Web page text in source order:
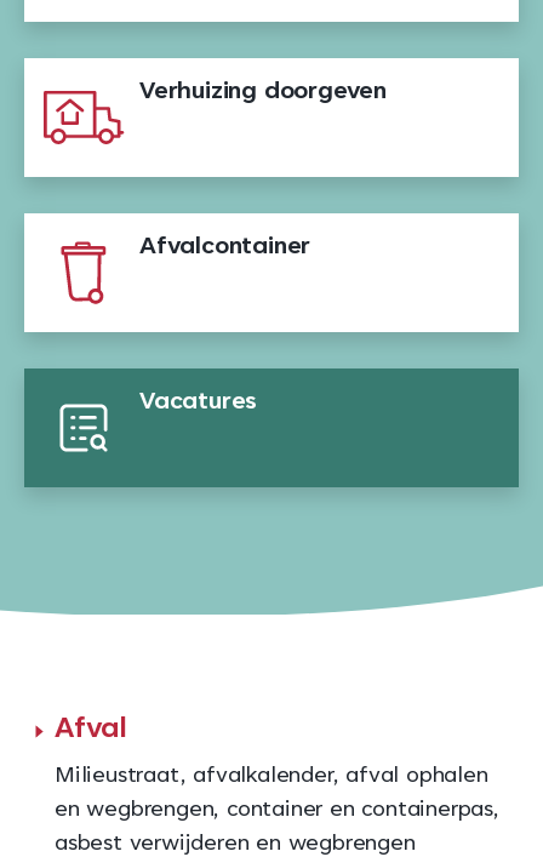
Verhuizing doorgeven
Afvalcontainer
Vacatures
Afval
Milieustraat, afvalkalender, afval ophalen
en wegbrengen, container en containerpas,
asbest verwijderen en wegbrengen